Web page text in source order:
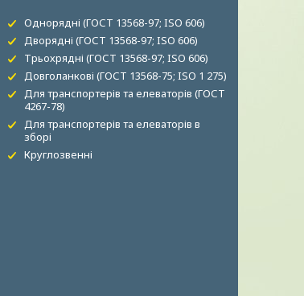
Однорядні (ГОСТ 13568-97; ISO 606)
Дворядні (ГОСТ 13568-97; ISO 606)
Трьохрядні (ГОСТ 13568-97; ISO 606)
Довголанкові (ГОСТ 13568-75; ISO 1 275)
Для транспортерів та елеваторів (ГОСТ
4267-78)
Для транспортерів та елеваторів в
зборі
Круглозвенні